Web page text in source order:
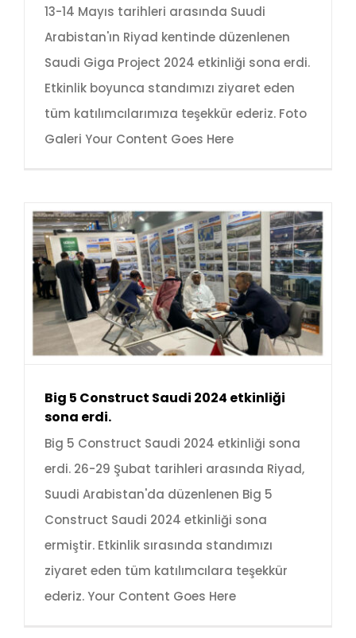
13-14 Mayıs tarihleri arasında Suudi
Arabistan'ın Riyad kentinde düzenlenen
Saudi Giga Project 2024 etkinliği sona erdi.
Etkinlik boyunca standımızı ziyaret eden
tüm katılımcılarımıza teşekkür ederiz. Foto
Galeri Your Content Goes Here
Big 5 Construct Saudi 2024 etkinliği
sona erdi.
Big 5 Construct Saudi 2024 etkinliği sona
erdi. 26-29 Şubat tarihleri arasında Riyad,
Suudi Arabistan'da düzenlenen Big 5
Construct Saudi 2024 etkinliği sona
ermiştir. Etkinlik sırasında standımızı
ziyaret eden tüm katılımcılara teşekkür
ederiz. Your Content Goes Here